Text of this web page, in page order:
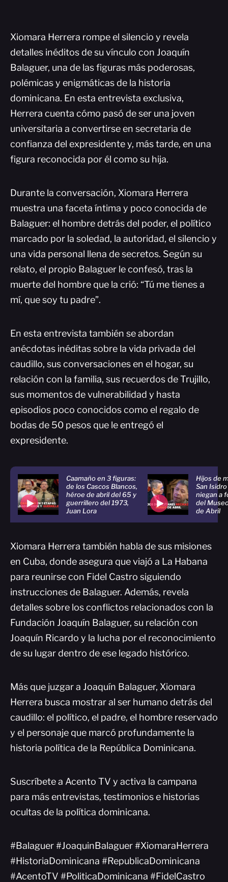
Xiomara Herrera rompe el silencio y revela
detalles inéditos de su vínculo con Joaquín
Balaguer, una de las figuras más poderosas,
polémicas y enigmáticas de la historia
dominicana. En esta entrevista exclusiva,
Herrera cuenta cómo pasó de ser una joven
universitaria a convertirse en secretaria de
confianza del expresidente y, más tarde, en una
figura reconocida por él como su hija.
Durante la conversación, Xiomara Herrera
muestra una faceta íntima y poco conocida de
Balaguer: el hombre detrás del poder, el político
marcado por la soledad, la autoridad, el silencio y
una vida personal llena de secretos. Según su
relato, el propio Balaguer le confesó, tras la
muerte del hombre que la crió: “Tú me tienes a
mí, que soy tu padre”.
En esta entrevista también se abordan
anécdotas inéditas sobre la vida privada del
caudillo, sus conversaciones en el hogar, su
relación con la familia, sus recuerdos de Trujillo,
sus momentos de vulnerabilidad y hasta
episodios poco conocidos como el regalo de
bodas de 50 pesos que le entregó el
expresidente.
Caamaño en 3 figuras:
de los Cascos Blancos,
héroe de abril del 65 y
guerrillero del 1973,
Juan Lora
Hijos de
San
niegan a
del
de Abril
Xiomara Herrera también habla de sus misiones
en Cuba, donde asegura que viajó a La Habana
para reunirse con Fidel Castro siguiendo
instrucciones de Balaguer. Además, revela
detalles sobre los conflictos relacionados con la
Fundación Joaquín Balaguer, su relación con
Joaquín Ricardo y la lucha por el reconocimiento
de su lugar dentro de ese legado histórico.
Más que juzgar a Joaquín Balaguer, Xiomara
Herrera busca mostrar al ser humano detrás del
caudillo: el político, el padre, el hombre reservado
y el personaje que marcó profundamente la
historia política de la República Dominicana.
Suscríbete a Acento TV y activa la campana
para más entrevistas, testimonios e historias
ocultas de la política dominicana.
#Balaguer #JoaquinBalaguer #XiomaraHerrera
#HistoriaDominicana #RepublicaDominicana
#AcentoTV #PoliticaDominicana #FidelCastro